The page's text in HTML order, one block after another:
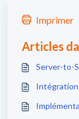
Imprimer
Articles
Server-to-